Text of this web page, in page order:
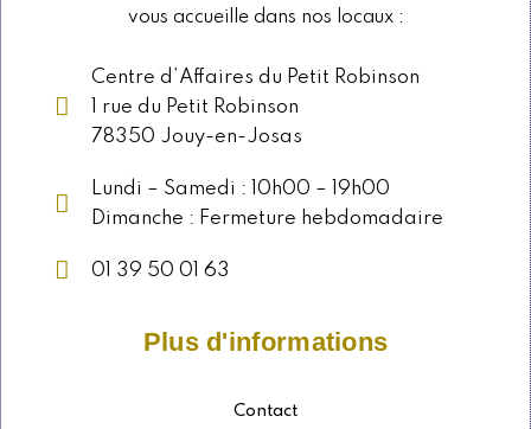
vous accueille dans nos locaux :
Centre d’Affaires du Petit Robinson
1 rue du Petit Robinson
78350 Jouy-en-Josas
Lundi – Samedi : 10h00 – 19h00
Dimanche : Fermeture hebdomadaire
01 39 50 01 63
Plus d'informations
Contact